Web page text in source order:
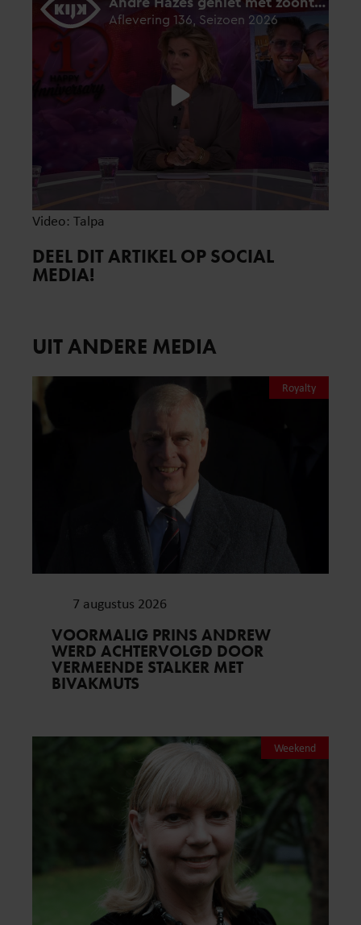
Video: Talpa
DEEL DIT ARTIKEL OP SOCIAL
MEDIA!
UIT ANDERE MEDIA
Royalty
7 augustus 2026
VOORMALIG PRINS ANDREW
WERD ACHTERVOLGD DOOR
VERMEENDE STALKER MET
BIVAKMUTS
Weekend